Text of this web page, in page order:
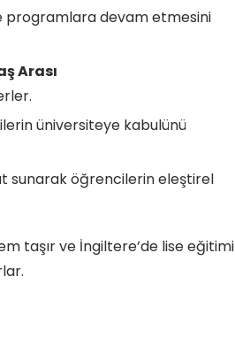
programlara devam etmesini
Arası
üniversiteye kabulünü
sunarak öğrencilerin eleştirel
taşır ve İngiltere’de lise eğitimi